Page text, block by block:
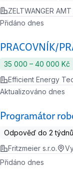
ZELTWANGER AMT
PRACOVNÍK/
Přidáno dnes
35 000 ‍–‍ 40 000 Kč
Efficient Energy
Programátor
Aktualizováno dnes
Odpověď do 2 týdnů
Fritzmeier s.r.o.
Přidáno dnes